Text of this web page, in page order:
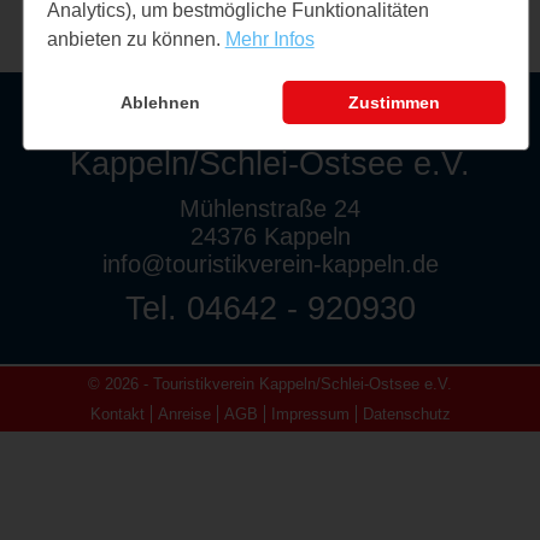
Touristikverein
Kappeln/Schlei-Ostsee e.V.
Mühlenstraße 24
24376 Kappeln
info@touristikverein-kappeln.de
Tel. 04642 - 920930
© 2026 - Touristikverein Kappeln/Schlei-Ostsee e.V.
Kontakt
Anreise AGB Impressum Datenschutz
Analytics), um bestmögliche Funktionalitäten
anbieten zu können. Mehr Infos
Ablehnen Zustimmen